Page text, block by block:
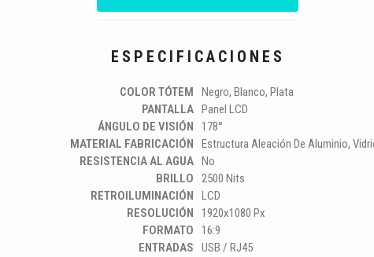
ESPECIFICACIONES
COLOR TÓTEM
Negro, Blanco, Plata
PANTALLA Panel LCD
ÁNGULO DE VISIÓN
178°
MATERIAL FABRICACIÓN
Estructura Aleación De Aluminio,
RESISTENCIA AL AGUA No
BRILLO
2500 Nits
RETROILUMINACIÓN
LCD
RESOLUCIÓN
1920x1080 Px
FORMATO
16:9
ENTRADAS
USB / RJ45